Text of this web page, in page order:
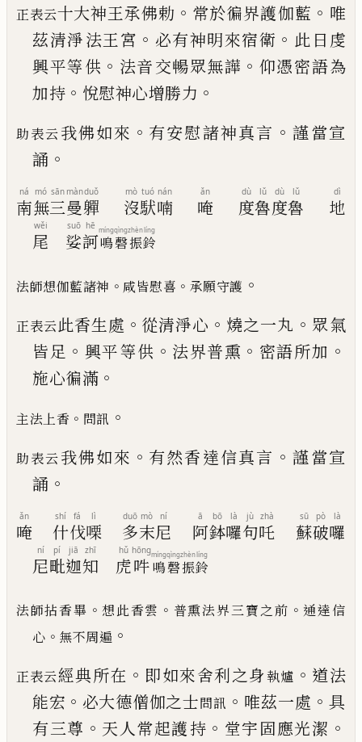
正表云十大神王承佛勅 。 常於徧界護伽藍 。 唯
茲清淨法王宮 。 必有神明來宿衛 。 此日虔
興平等供 。 法音交暢眾無譁 。 仰憑密語為
加持 。 悅慰神心增勝力 。
助表云我佛如來 。 有安慰諸神真言 。 謹當宣
誦 。
南
ná
無
mó
三
sān
曼
màn
軃
duǒ
沒
mò
䭾
tuó
喃
nán
唵
ǎn
度
dù
魯
lǔ
度
dù
魯
lǔ
地
dì
尾
wěi
娑
suō
訶
hē
鳴
míng
磬
qìng
振
zhèn
鈴
líng
法師想伽藍諸神 。 咸皆慰喜 。 承願守護 。
正表云此香生處 。 從清淨心 。 燒之一丸 。 眾氣
皆足 。 興平等供 。 法界普熏 。 密語所加 。
施心徧滿 。
主法上香 。 問訊 。
助表云我佛如來 。 有然香達信真言 。 謹當宣
誦 。
唵
ǎn
什
shí
伐
fá
㗚
lì
多
duō
末
mò
尼
ní
阿
ā
鉢
bō
囉
là
句
jù
吒
zhà
蘇
sū
破
pò
囉
là
尼
ní
毗
pí
迦
jiā
知
zhī
虎
hǔ
吽
hōng
鳴
míng
磬
qìng
振
zhèn
鈴
líng
法師拈香畢 。 想此香雲 。 普熏法界三寶之前 。 通達信
心 。 無不周遍 。
正表云經典所在 。 即如來舍利之身執爐 。 道法
能宏 。 必大德僧伽之士問訊 。 唯茲一處 。 具
有三尊 。 天人常起護持 。 堂宇固應光潔 。